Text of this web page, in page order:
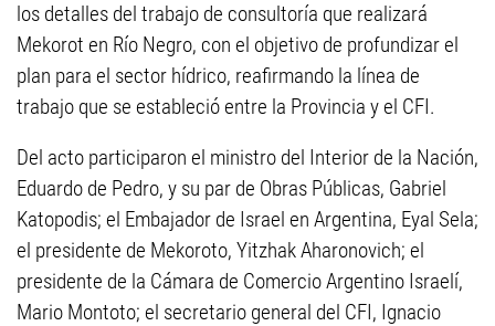
los detalles del trabajo de consultoría que realizará
Mekorot en Río Negro, con el objetivo de profundizar el
plan para el sector hídrico, reafirmando la línea de
trabajo que se estableció entre la Provincia y el CFI.
Del acto participaron el ministro del Interior de la Nación,
Eduardo de Pedro, y su par de Obras Públicas, Gabriel
Katopodis; el Embajador de Israel en Argentina, Eyal Sela;
el presidente de Mekoroto, Yitzhak Aharonovich; el
presidente de la Cámara de Comercio Argentino Israelí,
Mario Montoto; el secretario general del CFI, Ignacio